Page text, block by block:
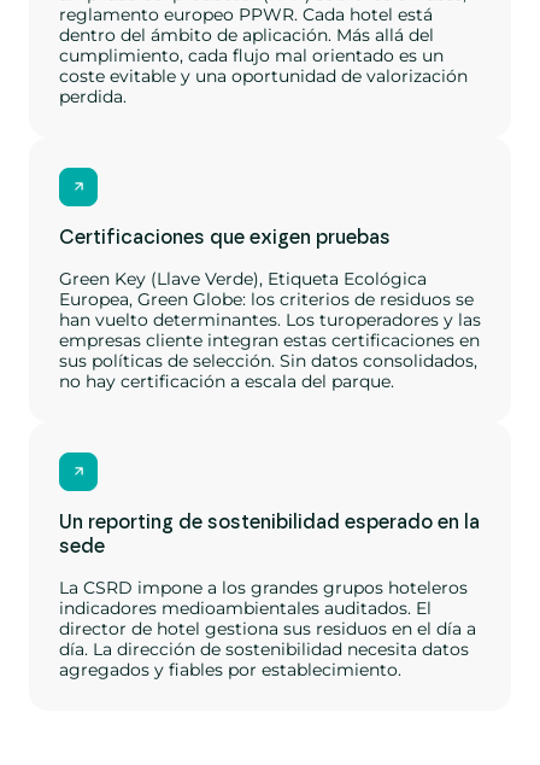
reglamento europeo PPWR. Cada hotel está
dentro del ámbito de aplicación. Más allá del
cumplimiento, cada flujo mal orientado es un
coste evitable y una oportunidad de valorización
perdida.
Certificaciones que exigen pruebas
Green Key (Llave Verde), Etiqueta Ecológica
Europea, Green Globe: los criterios de residuos se
han vuelto determinantes. Los turoperadores y las
empresas cliente integran estas certificaciones en
sus políticas de selección. Sin datos consolidados,
no hay certificación a escala del parque.
Un reporting de sostenibilidad esperado en la
sede
La CSRD impone a los grandes grupos hoteleros
indicadores medioambientales auditados. El
director de hotel gestiona sus residuos en el día a
día. La dirección de sostenibilidad necesita datos
agregados y fiables por establecimiento.